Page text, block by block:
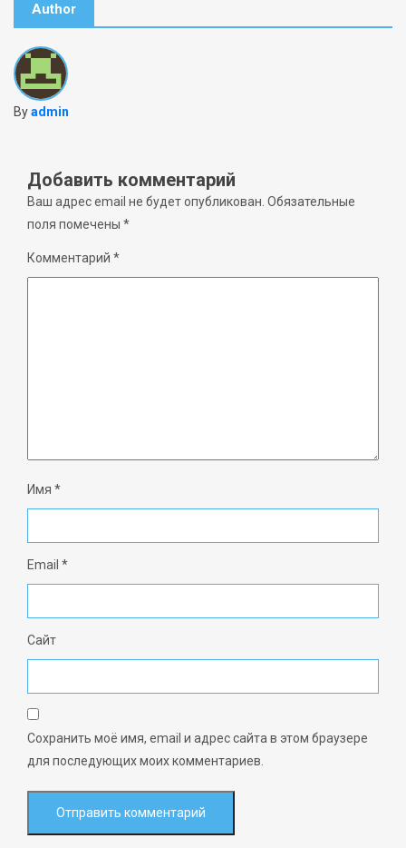
Author
Byadmin
Добавить комментарий
Ваш адрес email не будет опубликован. Обязательные
поля помечены *
Комментарий *
Имя *
Email *
Сайт
Сохранить моё имя, email и адрес сайта в этом браузере
для последующих моих комментариев.